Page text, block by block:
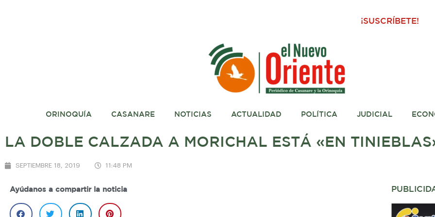
¡SUSCRÍBETE!
ORINOQUÍA CASANARE NOTICIAS ACTUALIDAD POLÍTICA JUDICIAL
LA DOBLE CALZADA A MORICHAL ESTÁ «EN
SEPTIEMBRE 18, 2019 11:48 PM
Ayúdanos a compartir la noticia